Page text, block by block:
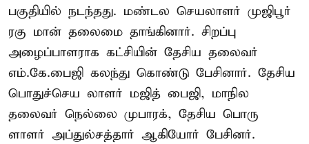
பகுதியில் நடந்தது. மண்டல செயலாளர் முஜிபூர்
ரகு மான் தலைமை தாங்கினார். சிறப்பு
அழைப்பாளராக கட்சியின் தேசிய தலைவர்
எம்.கே.பைஜி கலந்து கொண்டு பேசினார். தேசிய
பொதுச்செய லாளர் மஜித் பைஜி, மாநில
தலைவர் நெல்லை முபாரக், தேசிய பொரு
ளாளர் அப்துல்சத்தார் ஆகியோர் பேசினர்.